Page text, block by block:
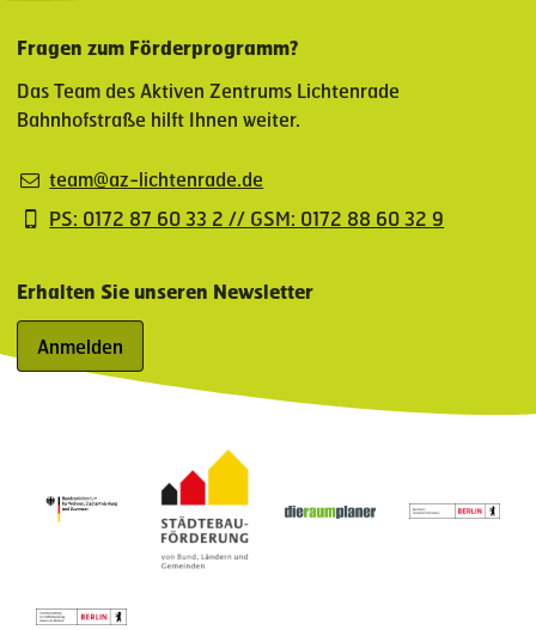
Fragen zum Förderprogramm?
Das Team des Aktiven Zentrums Lichtenrade
Bahnhofstraße hilft Ihnen weiter.
team@az-lichtenrade.de
PS: 0172 87 60 33 2 // GSM: 0172 88 60 32 9
Erhalten Sie unseren Newsletter